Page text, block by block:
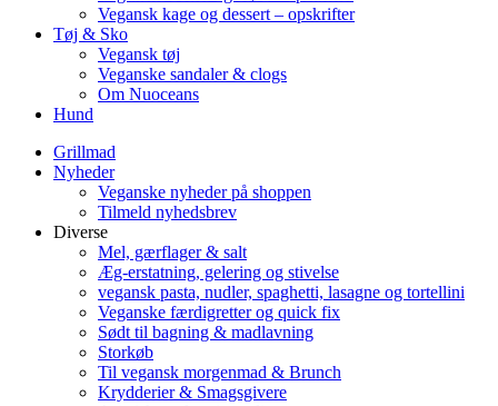
Vegansk kage og dessert – opskrifter
Tøj & Sko
Vegansk tøj
Veganske sandaler & clogs
Om Nuoceans
Hund
Grillmad
Nyheder
Veganske nyheder på shoppen
Tilmeld nyhedsbrev
Diverse
Mel, gærflager & salt
Æg-erstatning, gelering og stivelse
vegansk pasta, nudler, spaghetti, lasagne og tortellini
Veganske færdigretter og quick fix
Sødt til bagning & madlavning
Storkøb
Til vegansk morgenmad & Brunch
Krydderier & Smagsgivere